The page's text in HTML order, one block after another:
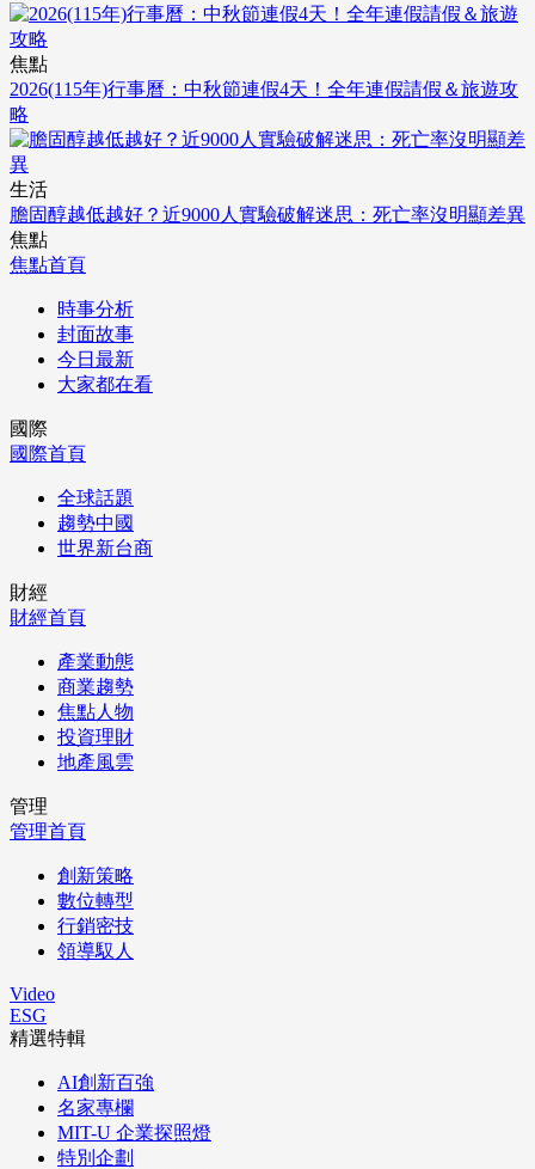
焦點
2026(115年)行事曆：中秋節連假4天！全年連假請假＆旅遊攻
略
生活
膽固醇越低越好？近9000人實驗破解迷思：死亡率沒明顯差異
焦點
焦點首頁
時事分析
封面故事
今日最新
大家都在看
國際
國際首頁
全球話題
趨勢中國
世界新台商
財經
財經首頁
產業動態
商業趨勢
焦點人物
投資理財
地產風雲
管理
管理首頁
創新策略
數位轉型
行銷密技
領導馭人
Video
ESG
精選特輯
AI創新百強
名家專欄
MIT-U 企業探照燈
特別企劃